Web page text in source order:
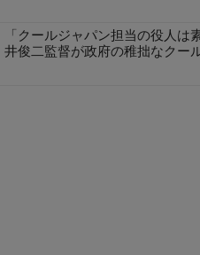
「クールジャパン担当の役人
井俊二監督が政府の稚拙なクー